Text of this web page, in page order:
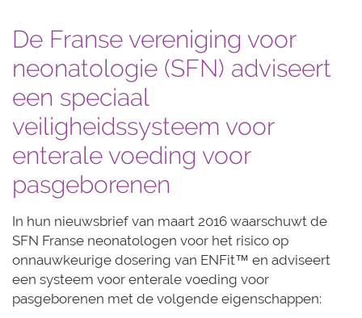
De Franse vereniging voor
neonatologie (SFN) adviseert
een speciaal
veiligheidssysteem voor
enterale voeding voor
pasgeborenen
In hun nieuwsbrief van maart 2016 waarschuwt de
SFN Franse neonatologen voor het risico op
onnauwkeurige dosering van ENFit™ en adviseert
een systeem voor enterale voeding voor
pasgeborenen met de volgende eigenschappen: